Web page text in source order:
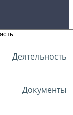
Деятельность
Документы